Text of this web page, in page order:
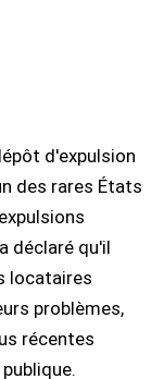
d'expulsion
des rares États
déclaré qu'il
locataires
problèmes,
récentes